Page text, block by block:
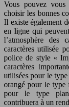
Vous pouvez vous
choisir les bonnes
Il existe également
en ligne qui
l’atmosphère des
caractères utilisée
police de style «
caractères
utilisées pour le
orangé pour le type
pour le type
contribuera à un